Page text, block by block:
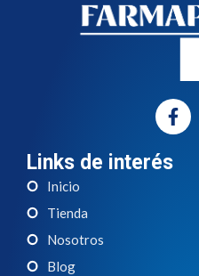
Links de interés
Inicio
Tienda
Nosotros
Blog